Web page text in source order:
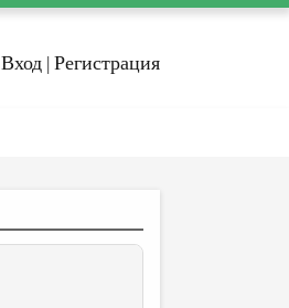
Вход | Регистрация